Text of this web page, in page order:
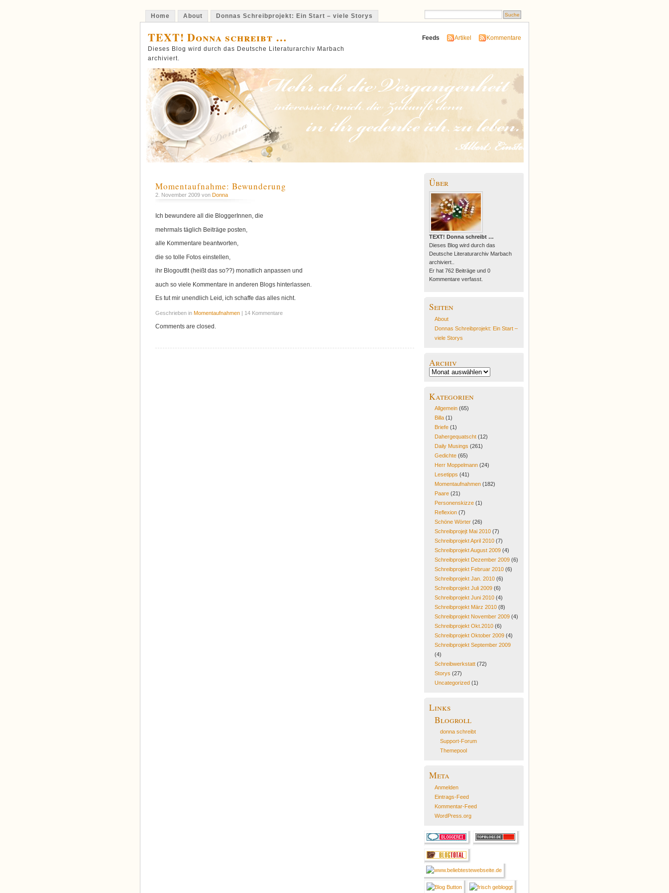
Home About Donnas Schreibprojekt: Ein Start – viele Storys
TEXT! Donna schreibt …
Dieses Blog wird durch das Deutsche Literaturarchiv Marbach
archiviert.
Feeds Artikel Kommentare
Momentaufnahme: Bewunderung
2. November 2009 von Donna
Ich bewundere all die BloggerInnen, die
mehrmals täglich Beiträge posten,
alle Kommentare beantworten,
die so tolle Fotos einstellen,
ihr Blogoutfit (heißt das so??) monatlich anpassen und
auch so viele Kommentare in anderen Blogs hinterlassen.
Es tut mir unendlich Leid, ich schaffe das alles nicht.
Geschrieben in Momentaufnahmen | 14 Kommentare
Comments are closed.
Über
TEXT! Donna schreibt …
Dieses Blog wird durch das
Deutsche Literaturarchiv Marbach
archiviert..
Er hat 762 Beiträge und 0
Kommentare verfasst.
Seiten
About
Donnas Schreibprojekt: Ein Start –
viele Storys
Archiv
Archiv
Kategorien
Allgemein(65)
Billa(1)
Briefe(1)
Dahergequatscht(12)
Daily Musings (261)
Gedichte(65)
Herr Moppelmann(24)
Lesetipps (41)
Momentaufnahmen(182)
Paare(21)
Personenskizze(1)
Reflexion(7)
Schöne Wörter(26)
Schreibprojejt Mai 2010(7)
Schreibprojekt April 2010(7)
Schreibprojekt August 2009(4)
Schreibprojekt Dezember 2009(6)
Schreibprojekt Februar 2010(6)
Schreibprojekt Jan. 2010(6)
Schreibprojekt Juli 2009(6)
Schreibprojekt Juni 2010(4)
Schreibprojekt März 2010(8)
Schreibprojekt November 2009(4)
Schreibprojekt Okt.2010(6)
Schreibprojekt Oktober 2009(4)
Schreibprojekt September 2009
(4)
Schreibwerkstatt(72)
Storys (27)
Uncategorized (1)
Links
Blogroll
donna schreibt
Support-Forum
Themepool
Meta
Anmelden
Eintrags-Feed
Kommentar-Feed
WordPress.org